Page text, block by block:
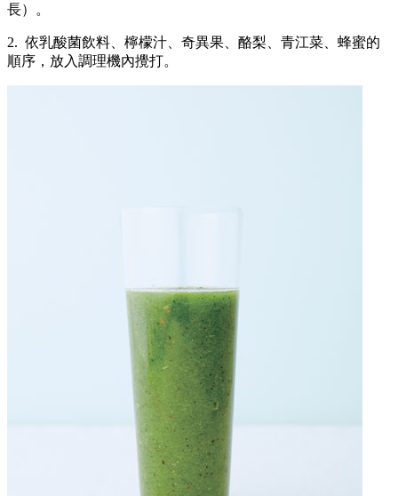
長）。
2. 依乳酸菌飲料、檸檬汁、奇異果、酪梨、青江菜、蜂蜜的
順序，放入調理機內攪打。